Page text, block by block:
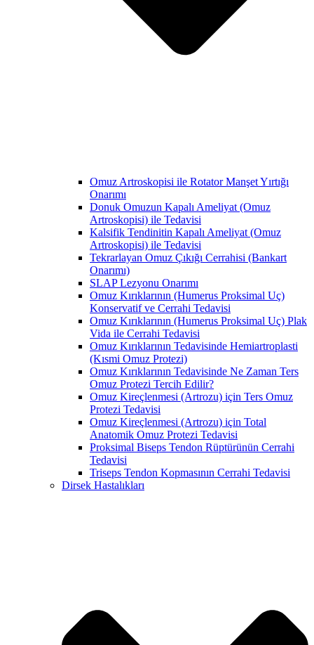
Omuz Artroskopisi ile Rotator Manşet Yırtığı
Onarımı
Donuk Omuzun Kapalı Ameliyat (Omuz
Artroskopisi) ile Tedavisi
Kalsifik Tendinitin Kapalı Ameliyat (Omuz
Artroskopisi) ile Tedavisi
Tekrarlayan Omuz Çıkığı Cerrahisi (Bankart
Onarımı)
SLAP Lezyonu Onarımı
Omuz Kırıklarının (Humerus Proksimal Uç)
Konservatif ve Cerrahi Tedavisi
Omuz Kırıklarının (Humerus Proksimal Uç) Plak
Vida ile Cerrahi Tedavisi
Omuz Kırıklarının Tedavisinde Hemiartroplasti
(Kısmi Omuz Protezi)
Omuz Kırıklarının Tedavisinde Ne Zaman Ters
Omuz Protezi Tercih Edilir?
Omuz Kireçlenmesi (Artrozu) için Ters Omuz
Protezi Tedavisi
Omuz Kireçlenmesi (Artrozu) için Total
Anatomik Omuz Protezi Tedavisi
Proksimal Biseps Tendon Rüptürünün Cerrahi
Tedavisi
Triseps Tendon Kopmasının Cerrahi Tedavisi
Dirsek Hastalıkları